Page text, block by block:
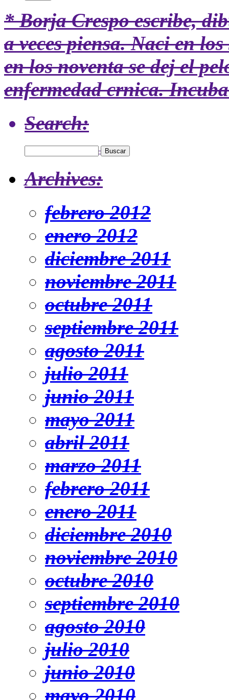
* Borja Crespoescribe,
a veces piensa. Naci en
en los noventa se dej el
enfermedad crnica.
Search:
Archives:
febrero 2012
enero 2012
diciembre 2011
noviembre 2011
octubre 2011
septiembre 2011
agosto 2011
julio 2011
junio 2011
mayo 2011
abril 2011
marzo 2011
febrero 2011
enero 2011
diciembre 2010
noviembre 2010
octubre 2010
septiembre 2010
agosto 2010
julio 2010
junio 2010
mayo 2010